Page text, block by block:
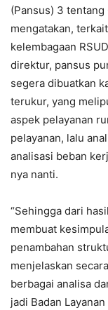
(Pansus) 3 tentang
mengatakan,
kelembagaan
direktur, pansus
segera dibuatkan
terukur, yang
aspek pelayanan
pelayanan, lalu
analisasi beban
nya nanti.
“Sehingga dari
membuat
penambahan
menjelaskan
berbagai analisa
jadi Badan